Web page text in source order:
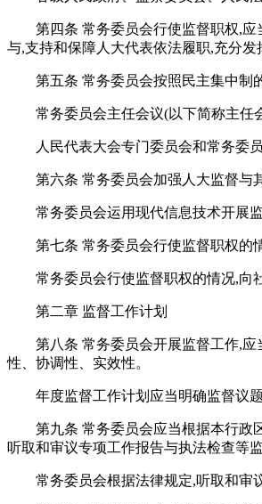
第四条 常务委员会行使监督职权,
与,支持和保障人大代表依法履职,充分发
第五条 常务委员会按照民主集中制
常务委员会主任会议(以下简称主任
人民代表大会专门委员会和常务委
第六条 常务委员会加强人大监督与
常务委员会运用现代信息技术开展
第七条 常务委员会行使监督职权的
常务委员会行使监督职权的情况,向
第二章 监督工作计划
第八条 常务委员会开展监督工作,
性、协调性、实效性。
年度监督工作计划应当明确监督议
第九条 常务委员会应当根据本行政
听取和审议专项工作报告与执法检查等监
常务委员会根据法律规定,听取和审